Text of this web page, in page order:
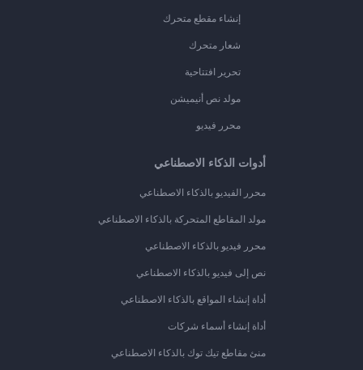
إنشاء مقطع متحرك
شعار متحرك
تحرير افتتاحية
مولد نص أنيميشن
محرر فيديو
أدوات الذكاء الاصطناعي
محرر الفيديو بالذكاء الاصطناعي
مولد المقاطع المتحركة بالذكاء الاصطناعي
محرر فيديو بالذكاء الاصطناعي
نص إلى فيديو بالذكاء الاصطناعي
أداة إنشاء المواقع بالذكاء الاصطناعي
أداة إنشاء أسماء شركات
منئ مقاطع تيك توك بالذكاء الاصطناعي